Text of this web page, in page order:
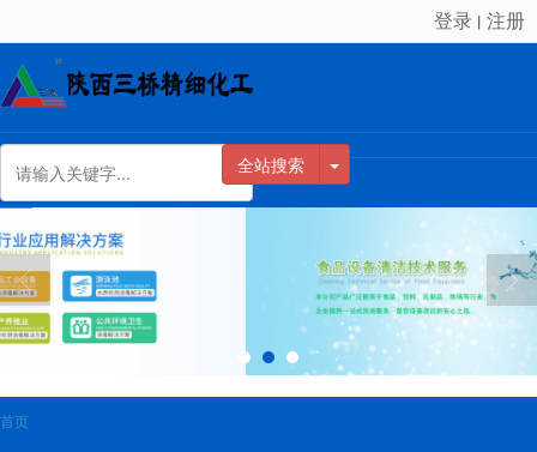
很遗憾，因您的浏览器版本过低导致无法获得最佳浏览体验，推荐下载安装谷歌浏览器！
登录 丨 注册
全站搜索
首页